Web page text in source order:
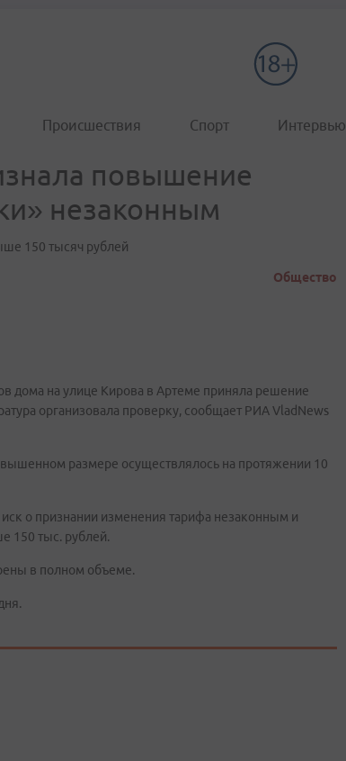
Происшествия Спорт Интервью
повышение
незаконным
150 тысяч рублей
Общество
дома на улице Кирова в Артеме приняла решение
организовала проверку, сообщает РИА VladNews
размере осуществлялось на протяжении 10
о признании изменения тарифа незаконным и
150 тыс. рублей.
в полном объеме.